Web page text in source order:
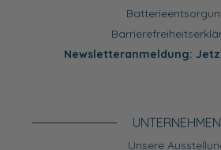
Newsletteranmeldung:
UNTERNEHMEN
Unsere